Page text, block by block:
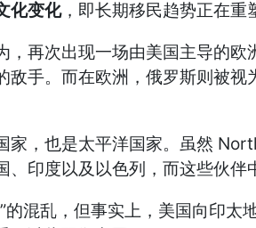
化变化，即长期移民趋势正在重
再次出现一场由美国主导的
手。而在欧洲，俄罗斯则被视
家，也是太平洋国家。虽然
印度以及以色列，而这些伙伴
”的混乱，但事实上，美国向印太